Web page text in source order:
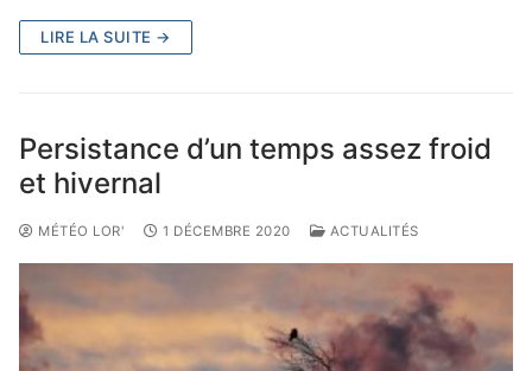
LIRE LA SUITE →
Persistance d’un temps assez froid
et hivernal
MÉTÉO LOR' 1 DÉCEMBRE 2020 ACTUALITÉS